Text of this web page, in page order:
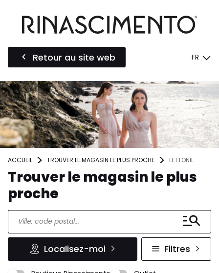
Retour au site web FR
ACCUEIL TROUVER LE MAGASIN LE PLUS PROCHE LETTONIE
Trouver le magasin le plus
proche
Localisez-moi Filtres